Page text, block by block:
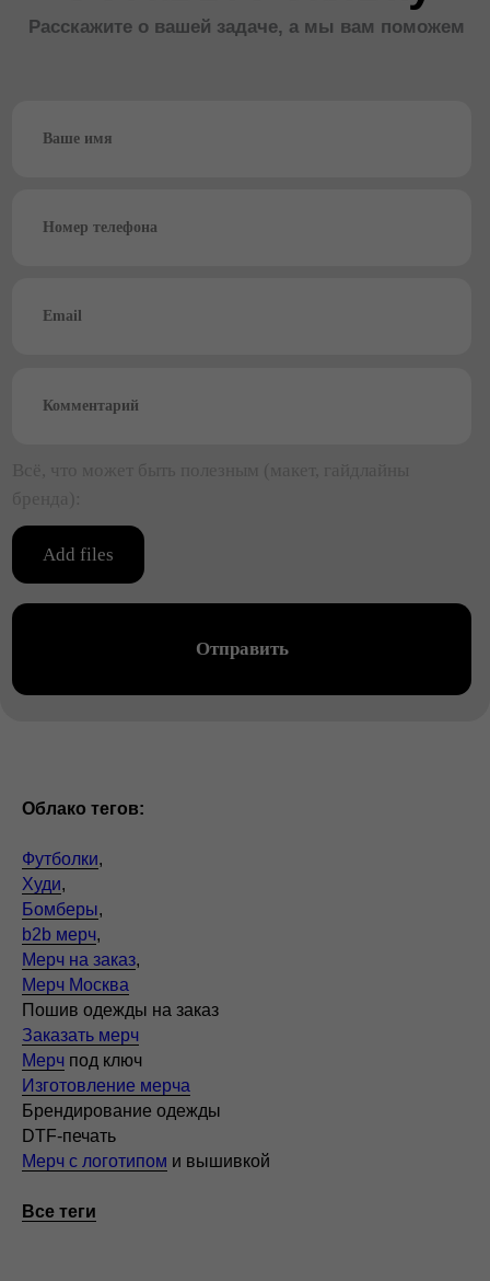
Облако тегов:
Футболки,
Худи,
Бомберы,
b2b мерч,
Мерч на заказ,
Мерч Москва
Пошив одежды на заказ
Заказать мерч
Мерч под ключ
Изготовление мерча
Брендирование одежды
DTF-печать
Мерч с логотипом и вышивкой
Все теги